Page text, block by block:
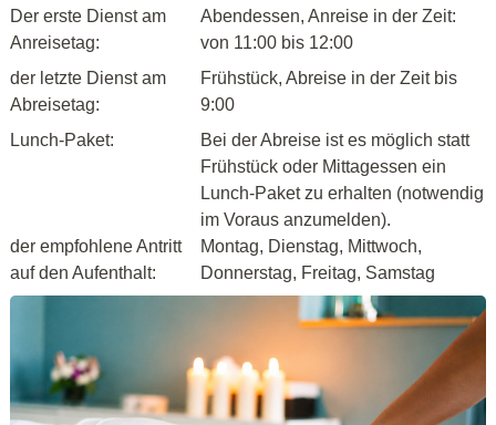
Der erste Dienst am
Anreisetag:
Abendessen, Anreise in der Zeit:
von 11:00 bis 12:00
der letzte Dienst am
Abreisetag:
Frühstück, Abreise in der Zeit bis
9:00
Lunch-Paket:
Bei der Abreise ist es möglich statt
Frühstück oder Mittagessen ein
Lunch-Paket zu erhalten (notwendig
im Voraus anzumelden).
der empfohlene Antritt
auf den Aufenthalt:
Montag, Dienstag, Mittwoch,
Donnerstag, Freitag, Samstag